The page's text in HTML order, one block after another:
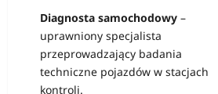
Diagnosta samochodowy –
uprawniony specjalista
przeprowadzający badania
techniczne pojazdów w stacjach
kontroli.